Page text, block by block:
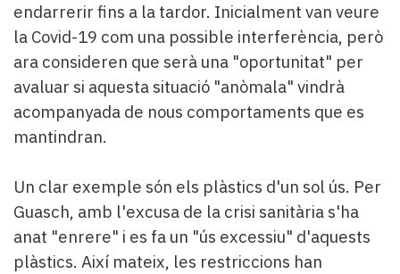
endarrerir fins a la tardor. Inicialment van veure
la Covid-19 com una possible interferència, però
ara consideren que serà una "oportunitat" per
avaluar si aquesta situació "anòmala" vindrà
acompanyada de nous comportaments que es
mantindran.
Un clar exemple són els plàstics d'un sol ús. Per
Guasch, amb l'excusa de la crisi sanitària s'ha
anat "enrere" i es fa un "ús excessiu" d'aquests
plàstics. Així mateix, les restriccions han